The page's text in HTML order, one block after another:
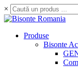
×
Produse
Bisonte